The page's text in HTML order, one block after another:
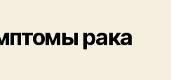
рака